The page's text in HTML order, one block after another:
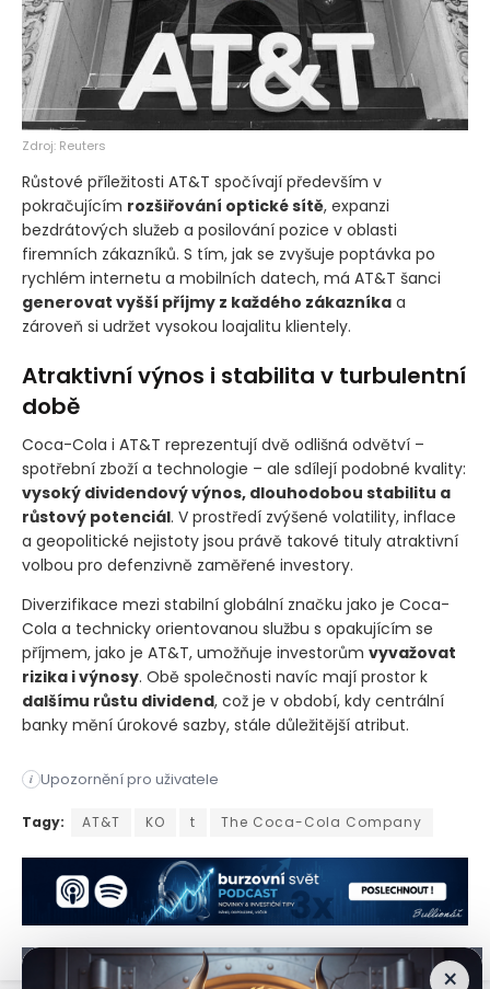
Zdroj: Reuters
Růstové příležitosti AT&T spočívají především v
pokračujícím rozšiřování optické sítě, expanzi
bezdrátových služeb a posilování pozice v oblasti
firemních zákazníků. S tím, jak se zvyšuje poptávka po
rychlém internetu a mobilních datech, má AT&T šanci
generovat vyšší příjmy z každého zákazníka a
zároveň si udržet vysokou loajalitu klientely.
Atraktivní výnos i stabilita v turbulentní
době
Coca-Cola i AT&T reprezentují dvě odlišná odvětví –
spotřební zboží a technologie – ale sdílejí podobné kvality:
vysoký dividendový výnos, dlouhodobou stabilitu a
růstový potenciál. V prostředí zvýšené volatility, inflace
a geopolitické nejistoty jsou právě takové tituly atraktivní
volbou pro defenzivně zaměřené investory.
Diverzifikace mezi stabilní globální značku jako je Coca-
Cola a technicky orientovanou službu s opakujícím se
příjmem, jako je AT&T, umožňuje investorům vyvažovat
rizika i výnosy. Obě společnosti navíc mají prostor k
dalšímu růstu dividend, což je v období, kdy centrální
banky mění úrokové sazby, stále důležitější atribut.
i Upozornění pro uživatele
Pokud patříte mezi investory, kteří hledají stabilní pasivní
Tagy: AT&T KO t The Coca-Cola Company
×